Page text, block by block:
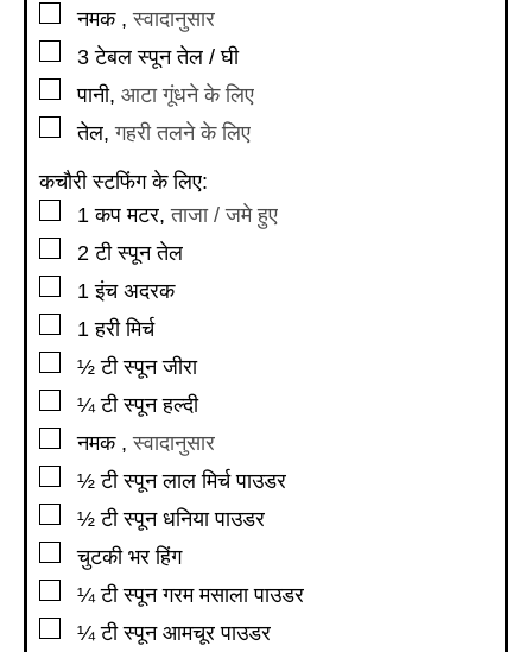
▢
नमक ,स्वादानुसार
▢
3 टेबल स्पून तेल / घी
▢
पानी, आटा गूंधने के लिए
▢
तेल,गहरी तलने के लिए
कचौरी स्टफिंग के लिए:
▢
1 कप मटर,ताजा / जमे हुए
▢
2 टी स्पून तेल
▢
1 इंच अदरक
▢
1 हरी मिर्च
▢
½ टी स्पून जीरा
▢
¼ टी स्पून हल्दी
▢
नमक ,स्वादानुसार
▢
½ टी स्पून लाल मिर्च पाउडर
▢
½ टी स्पून धनिया पाउडर
▢
चुटकी भर हिंग
▢
¼ टी स्पून गरम मसाला पाउडर
▢
¼ टी स्पून आमचूर पाउडर